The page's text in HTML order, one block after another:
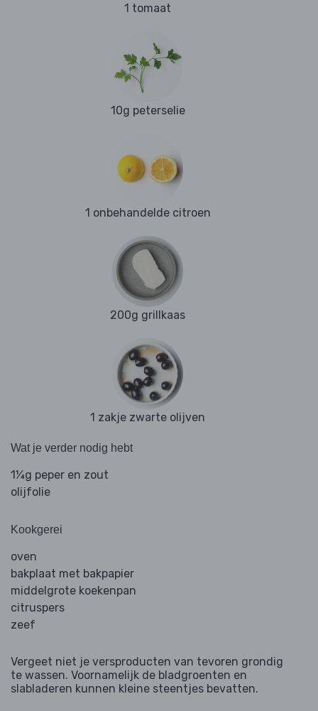
1 tomaat
10g peterselie
1 onbehandelde citroen
200g grillkaas
1 zakje zwarte olijven
Wat je verder nodig hebt
1¼g peper en zout
olijfolie
Kookgerei
oven
bakplaat met bakpapier
middelgrote koekenpan
citruspers
zeef
Vergeet niet je versproducten van tevoren grondig
te wassen. Voornamelijk de bladgroenten en
slabladeren kunnen kleine steentjes bevatten.